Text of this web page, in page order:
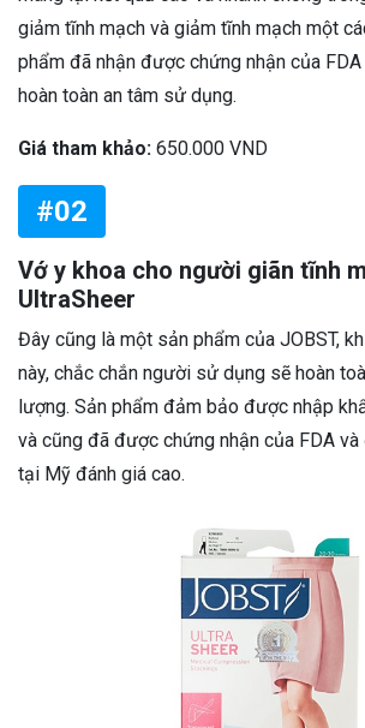
giảm tĩnh mạch và giảm tĩnh mạch một
phẩm đã nhận được chứng nhận của
hoàn toàn an tâm sử dụng.
Giá tham khảo: 650.000 VND
#02
Vớ y khoa cho người giãn tĩnh
UltraSheer
Đây cũng là một sản phẩm của JOBST,
này, chắc chắn người sử dụng sẽ hoàn
lượng. Sản phẩm đảm bảo được nhập
và cũng đã được chứng nhận của FDA
tại Mỹ đánh giá cao.